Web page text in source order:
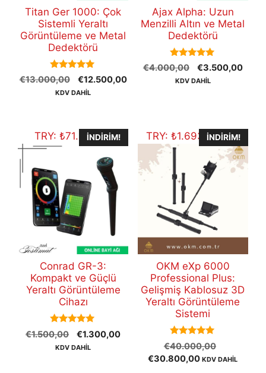
Titan Ger 1000: Çok
Sistemli Yeraltı
Görüntüleme ve Metal
Dedektörü
5.00
out of 5
€13.000,00
Orijinal
fiyat:
€12.500,00Şu
KDV DAHİL
Ajax Alpha: Uzun
Menzilli Altın ve Metal
Dedektörü
5.00
out of 5
€4.000,00
Orijinal
fiyat:
€3.500,00Şu
KDV DAHİL
TRY: ₺71.485,70
İNDIRIM!
Conrad GR-3:
Kompakt ve Güçlü
Yeraltı Görüntüleme
Cihazı
5.00
out of 5
€1.500,00
Orijinal
fiyat:
€1.300,00Şu
KDV DAHİL
TRY:₺1.693.661,20
İNDIRIM!
OKM eXp 6000
Professional Plus:
Gelişmiş Kablosuz 3D
Yeraltı Görüntüleme
Sistemi
5.00
out of 5
€40.000,00
fiyat:
€30.800,00Şu
KDV DAHİL